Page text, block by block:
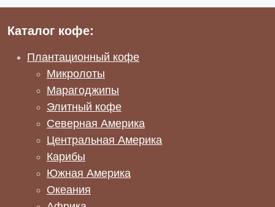
Каталог кофе:
Плантационный кофе
Микролоты
Марагоджипы
Элитный кофе
Северная Америка
Центральная Америка
Карибы
Южная Америка
Океания